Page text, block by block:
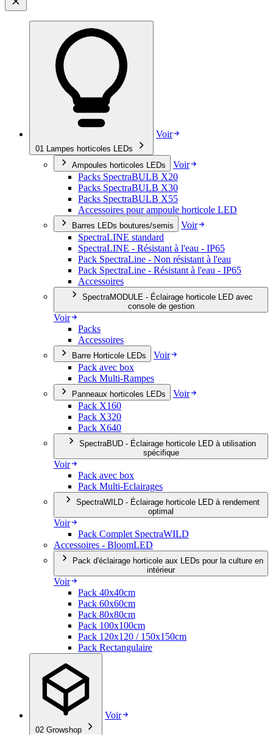
01 Lampes horticoles LEDs
Voir
Ampoules horticoles LEDs
Voir
Packs SpectraBULB X20
Packs SpectraBULB X30
Packs SpectraBULB X55
Accessoires pour ampoule horticole LED
Barres LEDs boutures/semis
Voir
SpectraLINE standard
SpectraLINE - Résistant à l'eau - IP65
Pack SpectraLine - Non résistant à l'eau
Pack SpectraLine - Résistant à l'eau - IP65
Accessoires
console de gestion
Voir
Packs
Accessoires
Barre Horticole LEDs
Voir
Pack avec box
Pack Multi-Rampes
Panneaux horticoles LEDs
Voir
Pack X160
Pack X320
Pack X640
spécifique
Voir
Pack avec box
Pack Multi-Eclairages
optimal
Voir
Pack Complet SpectraWILD
Accessoires - BloomLED
intérieur
Voir
Pack 40x40cm
Pack 60x60cm
Pack 80x80cm
Pack 100x100cm
Pack 120x120 / 150x150cm
Pack Rectangulaire
02 Growshop
Voir